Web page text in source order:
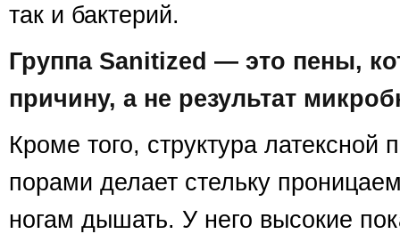
так и бактерий.
Группа Sanitized — это пены,
причину, а не результат
Кроме того, структура латексной
порами делает стельку
ногам дышать. У него высокие